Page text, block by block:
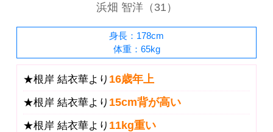
浜畑 智洋（31）
身長：178cm
体重：65kg
★根岸 結衣華より 16歳年上
★根岸 結衣華より 15cm背が高い
★根岸 結衣華より 11kg重い